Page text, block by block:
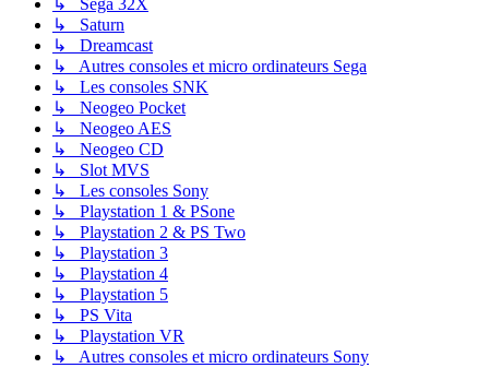
↳ Sega 32X
↳ Saturn
↳ Dreamcast
↳ Autres consoles et micro ordinateurs Sega
↳ Les consoles SNK
↳ Neogeo Pocket
↳ Neogeo AES
↳ Neogeo CD
↳ Slot MVS
↳ Les consoles Sony
↳ Playstation 1 & PSone
↳ Playstation 2 & PS Two
↳ Playstation 3
↳ Playstation 4
↳ Playstation 5
↳ PS Vita
↳ Playstation VR
↳ Autres consoles et micro ordinateurs Sony